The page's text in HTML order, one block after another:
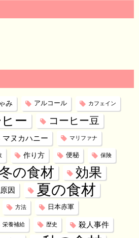
み アルコール カフェイン
ー コーヒー豆
マヌカハニー マリファナ
作り方 便秘 保険
の食材 効果
原因 夏の食材
方法 日本赤軍
栄養補給 歴史 殺人事件